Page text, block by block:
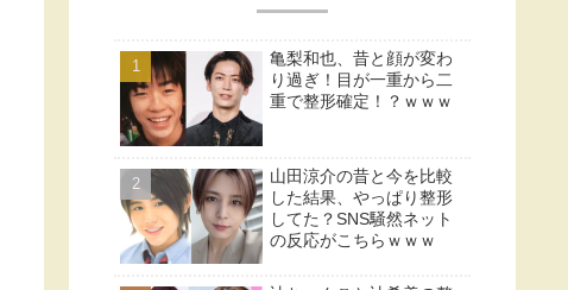
亀梨和也、昔と顔が変わ
り過ぎ！目が一重から二
重で整形確定！？ｗｗｗ
山田涼介の昔と今を比較
した結果、やっぱり整形
してた？SNS騒然ネット
の反応がこちらｗｗｗ